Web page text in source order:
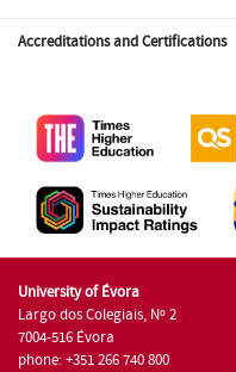
Accreditations and Certifications
University of Évora
Largo dos Colegiais, Nº 2
7004-516 Évora
phone: +351 266 740 800